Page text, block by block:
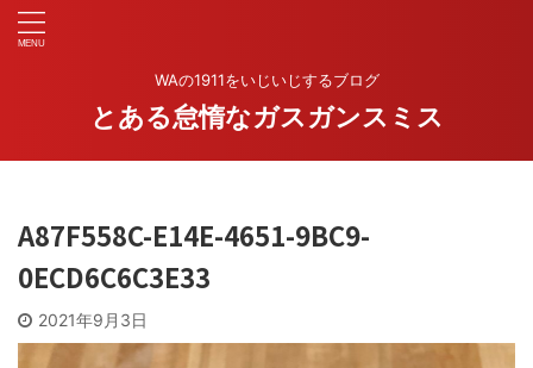
WAの1911をいじいじするブログ
とある怠惰なガスガンスミス
A87F558C-E14E-4651-9BC9-
0ECD6C6C3E33
2021年9月3日